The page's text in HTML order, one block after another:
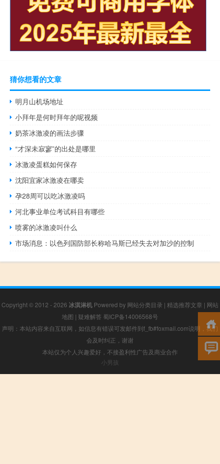
猜你想看的文章
明月山机场地址
小拜年是何时拜年的呢视频
奶茶冰激凌的画法步骤
“才深未寂寥”的出处是哪里
冰激凌蛋糕如何保存
沈阳宜家冰激凌在哪卖
孕28周可以吃冰激凌吗
河北事业单位考试科目有哪些
喷雾的冰激凌叫什么
市场消息：以色列国防部长称哈马斯已经失去对加沙的控制
Copyright © 2012 - 2026 冰淇淋机 Powered by 网站分类目录 | 精选推荐文章 | 网站
地图 | 疑难解答 蜀ICP备14006568号
声明：本站内容来自互联网，如信息有错误可发邮件到f_fb#foxmail.com说明，我们
会及时纠正，谢谢
本站仅为个人兴趣爱好，不接盈利性广告及商业合作
小男孩